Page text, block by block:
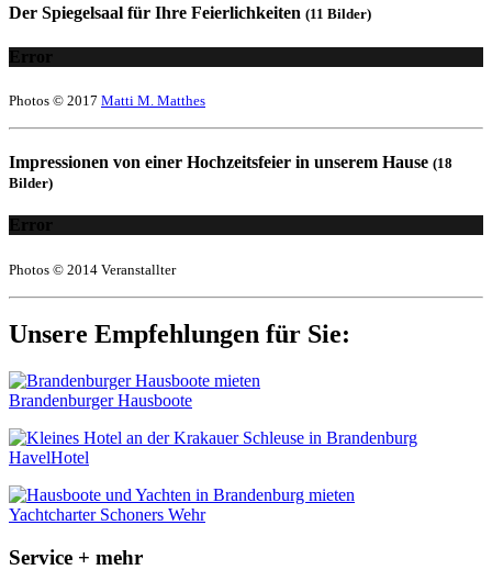
Der Spiegelsaal für Ihre Feierlichkeiten (11 Bilder)
Error
Photos © 2017 Matti M. Matthes
Impressionen von einer Hochzeitsfeier in unserem Hause (18
Bilder)
Error
Photos © 2014 Veranstallter
Unsere Empfehlungen für Sie:
Brandenburger Hausboote
HavelHotel
Yachtcharter Schoners Wehr
Service + mehr